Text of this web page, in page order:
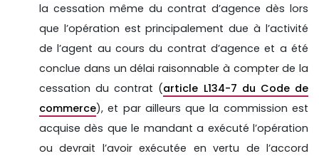
la cessation même du contrat d’agence dès lors
que l’opération est principalement due à l’activité
de l’agent au cours du contrat d’agence et a été
conclue dans un délai raisonnable à compter de la
cessation du contrat (article L134-7 du Code de
commerce), et par ailleurs que la commission est
acquise dès que le mandant a exécuté l’opération
ou devrait l’avoir exécutée en vertu de l’accord